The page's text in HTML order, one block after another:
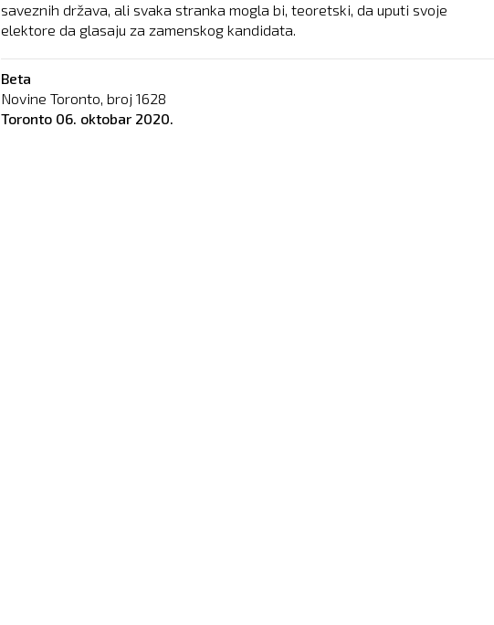
saveznih država, ali svaka stranka mogla bi, teoretski, da uputi svoje
elektore da glasaju za zamenskog kandidata.
Beta
Novine Toronto, broj 1628
Toronto 06. oktobar 2020.